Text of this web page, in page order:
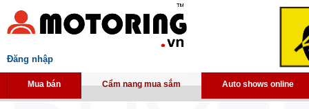
Đăng nhập
Mua bán Cẩm nang mua sắm Auto shows online